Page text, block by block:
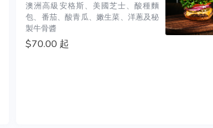
澳洲高級安格斯、美國芝士、酸種麵
包、番茄、酸青瓜、嫩生菜、洋蔥及秘
製牛骨醬
$70.00 起